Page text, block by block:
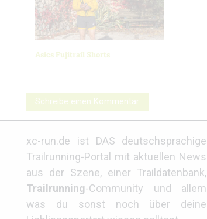
Asics Fujitrail Shorts
Schreibe einen Kommentar
xc-run.de ist DAS deutschsprachige
Trailrunning-Portal mit aktuellen News
aus der Szene, einer Traildatenbank,
Trailrunning-Community und allem
was du sonst noch über deine